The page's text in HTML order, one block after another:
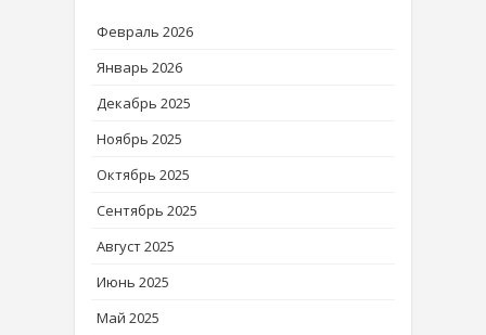
Февраль 2026
Январь 2026
Декабрь 2025
Ноябрь 2025
Октябрь 2025
Сентябрь 2025
Август 2025
Июнь 2025
Май 2025